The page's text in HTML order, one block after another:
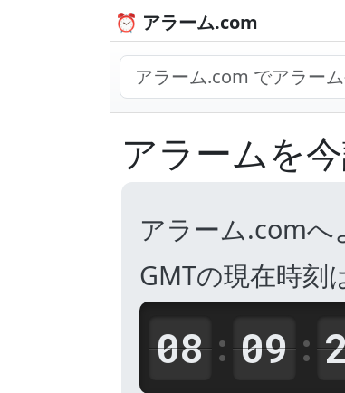
⏰ アラーム.com
アラームを
アラーム.comへ
GMTの現在時刻
08 : 09 :